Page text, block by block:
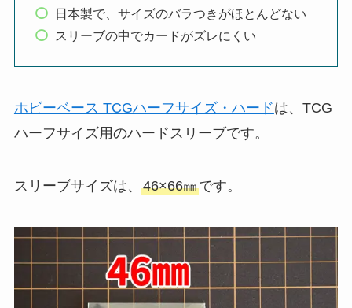
日本製で、サイズのバラつきがほとんどない
スリーブの中でカードがズレにくい
ホビーベース TCGハーフサイズ・ハードは、TCG
ハーフサイズ用のハードスリーブです。
スリーブサイズは、 46×66㎜です。